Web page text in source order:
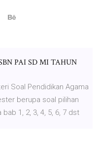
PAI SD MI TAHUN
Soal Pendidikan Agama
berupa soal pilihan
1, 2, 3, 4, 5, 6, 7 dst